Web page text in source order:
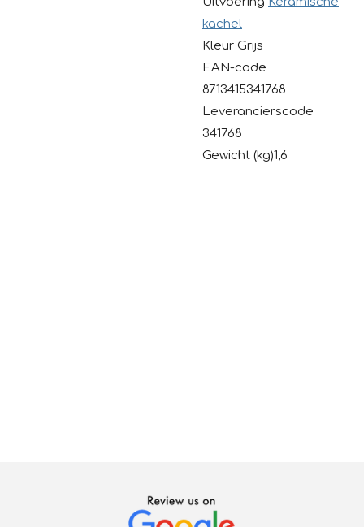
kachel
Kleur Grijs
EAN-code
8713415341768
Leverancierscode
341768
Gewicht (kg)1,6